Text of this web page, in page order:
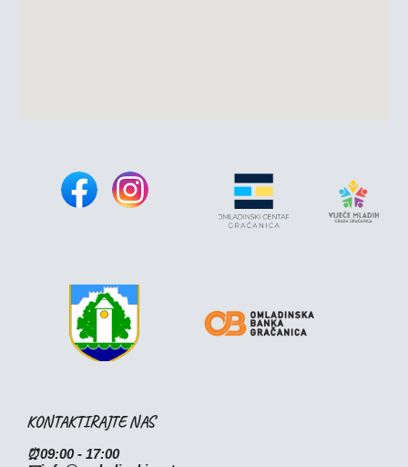
KONTAKTIRAJTE NAS
⏰09:00 - 17:00